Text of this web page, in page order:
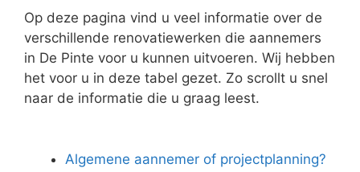
Op deze pagina vind u veel informatie over de
verschillende renovatiewerken die aannemers
in De Pinte voor u kunnen uitvoeren. Wij hebben
het voor u in deze tabel gezet. Zo scrollt u snel
naar de informatie die u graag leest.
Algemene aannemer of projectplanning?